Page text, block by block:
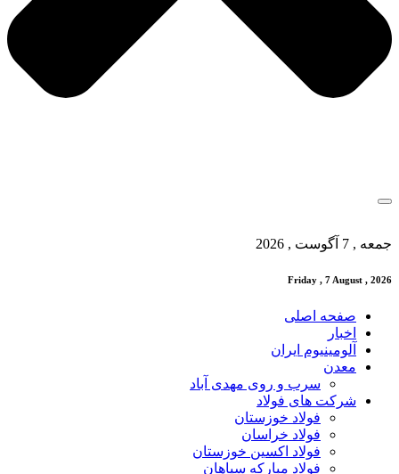
جمعه , 7 آگوست , 2026
Friday , 7 August , 2026
صفحه اصلی
اخبار
آلومینیوم ایران
معدن
سرب و روی مهدی آباد
شرکت های فولاد
فولاد خوزستان
فولاد خراسان
فولاد اکسین خوزستان
فولاد مبارکه سپاهان